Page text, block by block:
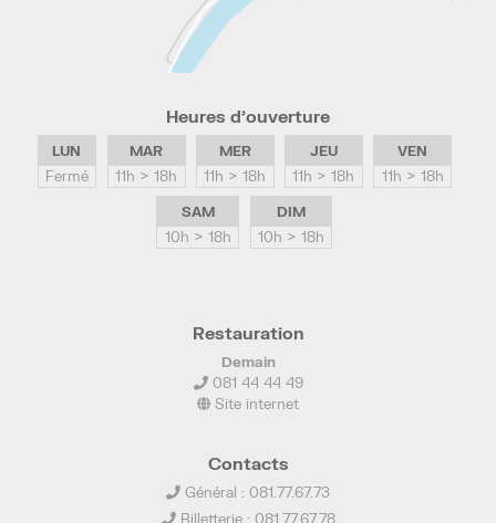
Heures d’ouverture
LUN
Fermé
MAR
11h > 18h
MER
11h > 18h
JEU
11h > 18h
VEN
11h > 18h
SAM
10h > 18h
DIM
10h > 18h
Restauration
Demain
081 44 44 49
Site internet
Contacts
Général : 081.77.67.73
Billetterie : 081.77.67.78